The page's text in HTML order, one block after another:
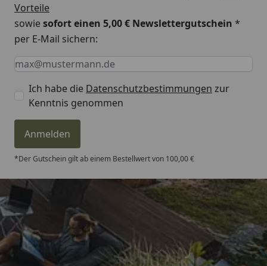
Vorteile
sowiesofort einen 5,00 € Newslettergutschein *
per E-Mail sichern:
Keine Eingabe erforderlich
Eingabe erforderlich
E-Mail *
Ich habe die Datenschutzbestimmungen zur
Kenntnis genommen
Anmelden
*Der Gutschein gilt ab einem Bestellwert von 100,00 €
Trusted Shops
4,81/ 5